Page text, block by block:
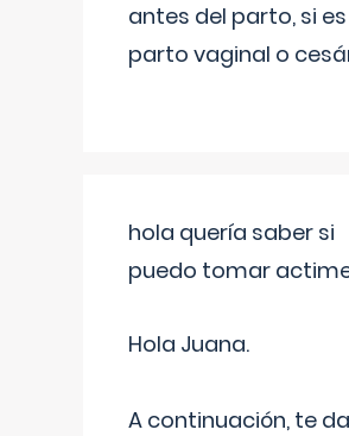
antes del parto, si es
parto vaginal o
hola quería saber si
puedo tomar
Hola Juana.
A continuación, te